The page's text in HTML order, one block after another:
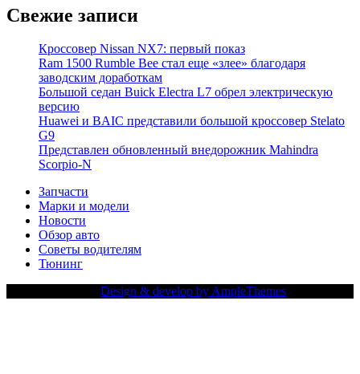
Свежие записи
Кроссовер Nissan NX7: первый показ
Ram 1500 Rumble Bee стал еще «злее» благодаря
заводским доработкам
Большой седан Buick Electra L7 обрел электрическую
версию
Huawei и BAIC представили большой кроссовер Stelato
G9
Представлен обновленный внедорожник Mahindra
Scorpio-N
Запчасти
Марки и модели
Новости
Обзор авто
Советы водителям
Тюнинг
Design & develop by AmpleThemes